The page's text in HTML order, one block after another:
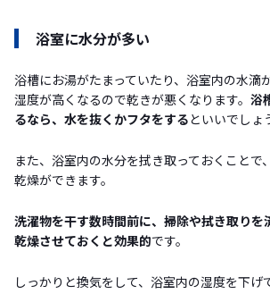
浴室に水分が多い
浴槽にお湯がたまっていたり、浴室内の水滴
湿度が高くなるので乾きが悪くなります。 浴
るなら、水を抜くかフタをするといいでしょ
また、浴室内の水分を拭き取っておくことで
乾燥ができます。
洗濯物を干す数時間前に、掃除や拭き取りを
乾燥させておくと効果的です。
しっかりと換気をして、浴室内の湿度を下げ